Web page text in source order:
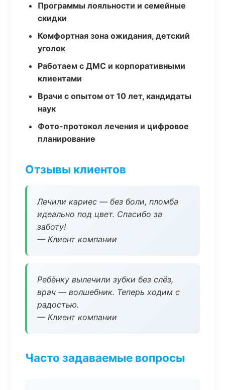
Программы лояльности и семейные
скидки
Комфортная зона ожидания, детский
уголок
Работаем с ДМС и корпоративными
клиентами
Врачи с опытом от 10 лет, кандидаты
наук
Фото-протокол лечения и цифровое
планирование
Отзывы клиентов
Лечили кариес — без боли, пломба
идеально под цвет. Спасибо за
заботу!
— Клиент компании
Ребёнку вылечили зубки без слёз,
врач — волшебник. Теперь ходим с
радостью.
— Клиент компании
Часто задаваемые вопросы